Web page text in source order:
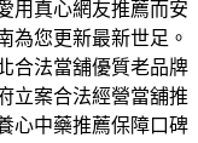
用真心網友推薦而安
為您更新最新世足。
合法當舖優質老品牌
立案合法經營當舖推
心中藥推薦保障口碑